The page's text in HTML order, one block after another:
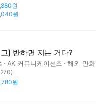
원
원
] 반하면 지는 거다?
AK 커뮤니케이션즈 해외 만화
270)
원